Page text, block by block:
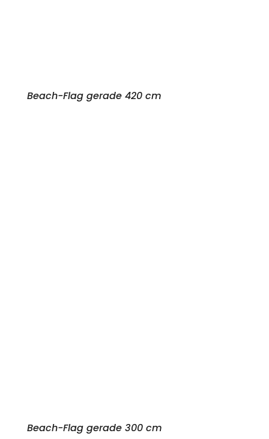
Beach-Flag gerade 420 cm
Beach-Flag gerade 300 cm